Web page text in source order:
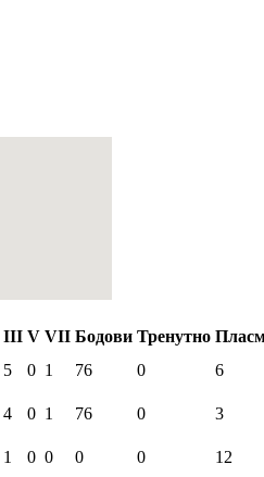
III V VII Бодови Тренутно
5 0 1 76 0
6
4 0 1 76 0
3
1 0 0 0 0
12